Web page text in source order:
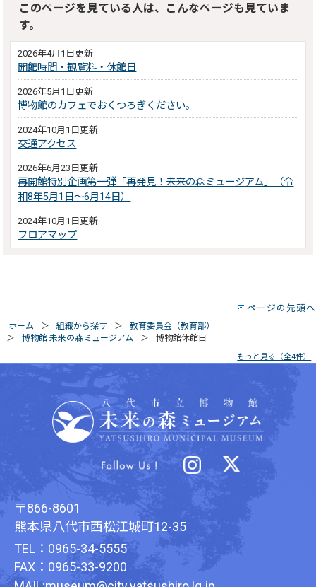
このページを見ている人は、こんなページも見ていま
す。
2026年4月1日更新
開館時間・観覧料・休館日
2026年5月1日更新
博物館のカフェでおくつろぎください。
2024年10月1日更新
交通アクセス
2026年6月23日更新
再開館特別企画第一弾「再発見！未来の森ミュージアム」（令
和8年5月1日～6月14日）
2024年10月1日更新
フロアマップ
ページの先頭へ
ホーム 組織から探す
教育委員会（教育部）
博物館 未来の森ミュージアム
博物館休館日
もっと見る（全4件）
〒866-8601
熊本県八代市西松江城町12-35
TEL：0965-34-5555
FAX：0965-33-9200